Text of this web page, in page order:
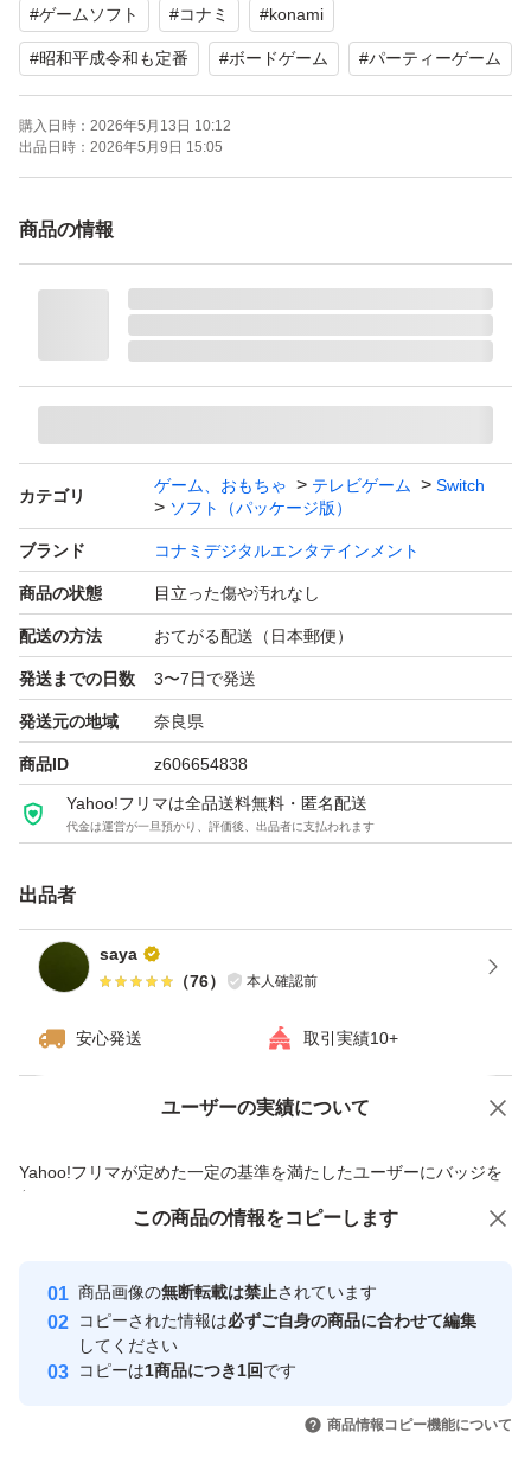
KONAMI
CERO A
#ゲームソフト #コナミ #konami
#昭和平成令和も定番 #ボードゲーム #パーティーゲーム
購入日時： 2026年5月13日 10:12
出品日時： 2026年5月9日 15:05
商品の情報
カテゴリ
ゲーム、おもちゃ テレビゲーム
Switch
ソフト（パッケージ版）
ブランド コナミデジタルエンタテインメント
商品の状態 目立った傷や汚れなし
配送の方法 おてがる配送（日本郵便）
発送までの日数 3〜7日で発送
発送元の地域 奈良県
商品ID z606654838
Yahoo!フリマは全品送料無料・匿名配送
代金は運営が一旦預かり、評価後、出品者に支払われます
出品者
saya
（76） 本人確認前
安心発送 取引実績10+
ユーザーの実績について
Yahoo!フリマが定めた一定の基準を満たしたユーザーにバッジを
付与しています
安心取引出品者
心・安全なユーザーです
取引実績
引を完了させた実績があります
価格の相談 商品への質問
この商品の情報をコピーします
商品画像の無断転載は禁止されています
コピーされた情報は必ずご自身の商品に合わせて編集
してください
コピーは1商品につき1回です
商品情報コピー機能について
この商品をみている人にオススメ